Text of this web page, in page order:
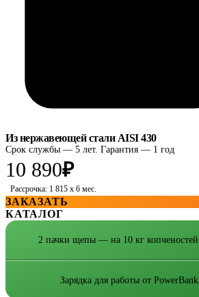
Из нержавеющей стали AISI 430
Срок службы — 5 лет. Гарантия — 1 год
10 890₽
Рассрочка: 1 815 x 6 мес.
ЗАКАЗАТЬ
КАТАЛОГ
2 пачки щепы — на 10 кг копченостей
Зарядка для работы от PowerBank